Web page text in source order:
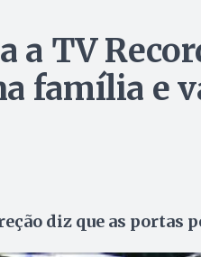
a TV
família e
diz que as portas